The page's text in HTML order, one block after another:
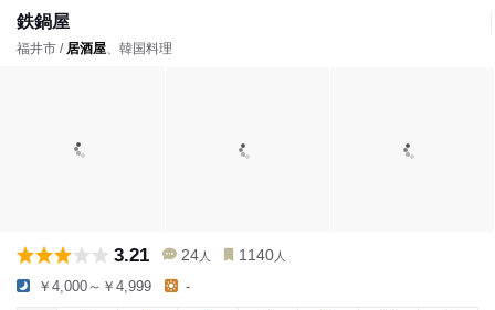
鉄鍋屋
福井市 / 居酒屋、韓国料理
3.21 24 人 1140 人
￥4,000～￥4,999 -